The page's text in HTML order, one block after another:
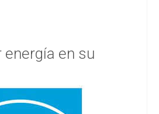
en su